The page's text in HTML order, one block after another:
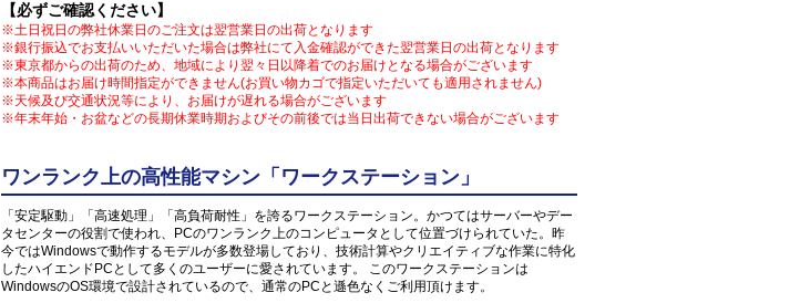
【必ずご確認ください】
※土日祝日の弊社休業日のご注文は翌営業日の出荷となります
※銀行振込でお支払いいただいた場合は弊社にて入金確認ができた翌営業日の出荷となります
※東京都からの出荷のため、地域により翌々日以降着でのお届けとなる場合がございます
※本商品はお届け時間指定ができません(お買い物カゴで指定いただいても適用されません)
※天候及び交通状況等により、お届けが遅れる場合がございます
※年末年始・お盆などの長期休業時期およびその前後では当日出荷できない場合がございます
ワンランク上の高性能マシン「ワークステーション」
「安定駆動」「高速処理」「高負荷耐性」を誇るワークステーション。かつてはサーバーやデー
タセンターの役割で使われ、PCのワンランク上のコンピュータとして位置づけられていた。昨
今ではWindowsで動作するモデルが多数登場しており、技術計算やクリエイティブな作業に特化
したハイエンドPCとして多くのユーザーに愛されています。 このワークステーションは
WindowsのOS環境で設計されているので、通常のPCと遜色なくご利用頂けます。